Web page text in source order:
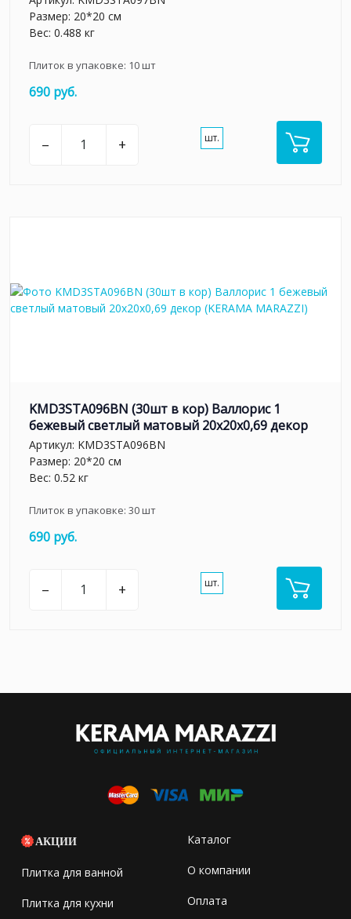
Размер: 20*20 см
Вес: 0.488 кг
Плиток в упаковке: 10шт
690 руб.
– + шт.
KMD3STA096BN (30шт в кор) Валлорис 1
бежевый светлый матовый 20x20x0,69 декор
Артикул: KMD3STA096BN
Размер: 20*20 см
Вес: 0.52 кг
Плиток в упаковке: 30шт
690 руб.
– + шт.
АКЦИИ
Плитка для ванной
Плитка для кухни
Каталог
О компании
Оплата